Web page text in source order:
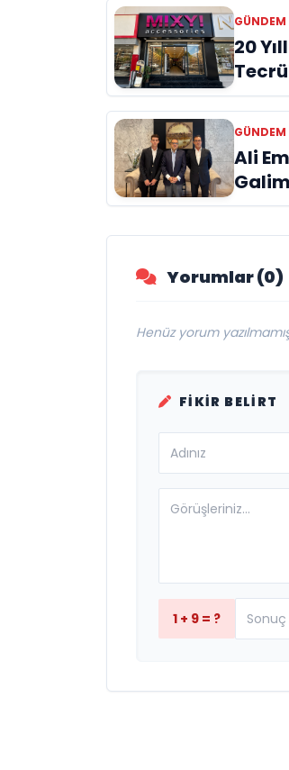
GÜNDEM
20
Bir
GÜNDEM
Ali
Geldi
Yorumlar (0)
Henüz yorum
FIKIR BELIRT
1 + 9 = ?